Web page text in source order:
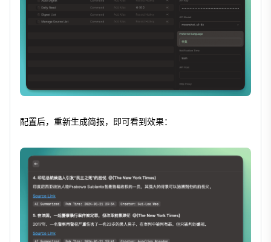
配置后，重新生成简报，即可看到效果：